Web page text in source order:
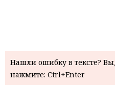
Нашли ошибку в тексте?
нажмите: Ctrl+Enter